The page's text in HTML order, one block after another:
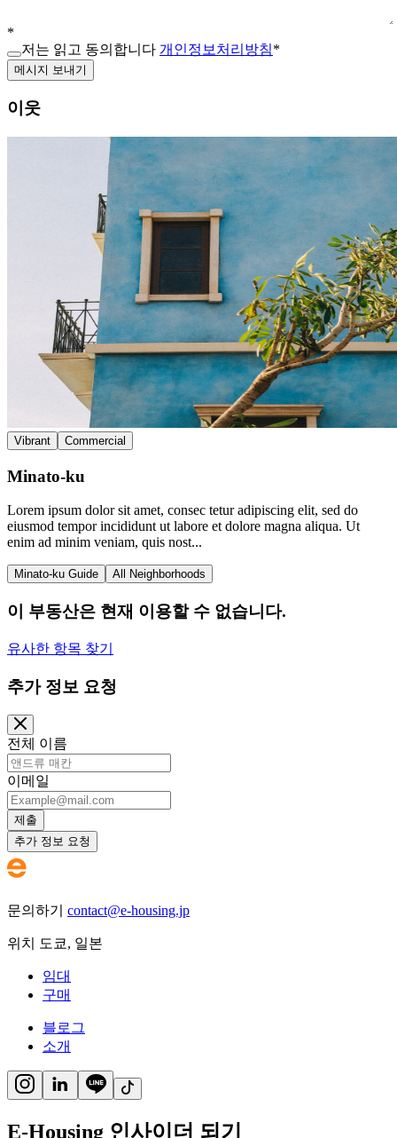
*
저는 읽고 동의합니다 개인정보처리방침*
메시지 보내기
이웃
Vibrant Commercial
Minato-ku
Lorem ipsum dolor sit amet, consec tetur adipiscing elit, sed do
eiusmod tempor incididunt ut labore et dolore magna aliqua. Ut
enim ad minim veniam, quis nost...
Minato-ku Guide All Neighborhoods
이 부동산은 현재 이용할 수 없습니다.
유사한 항목 찾기
추가 정보 요청
전체 이름
이메일
제출
추가 정보 요청
문의하기 contact@e-housing.jp
위치 도쿄, 일본
임대
구매
블로그
소개
E-Housing 인사이더 되기